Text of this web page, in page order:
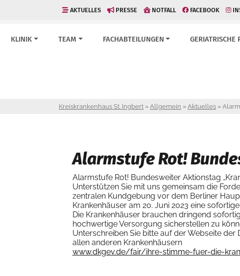
AKTUELLES PRESSE NOTFALL FACEBOOK
KLINIK TEAM FACHABTEILUNGEN GERIATRISCHE
Kreiskrankenhaus St. Ingbert » Allgemein » Aktuelles »
Alarmstufe Rot!
Alarmstufe Rot! Bundesweiter Aktionstag
Unterstützen Sie mit uns gemeinsam die
zentralen Kundgebung vor dem Berliner
Krankenhäuser am 20. Juni 2023 eine
Die Krankenhäuser brauchen dringend
hochwertige Versorgung sicherstellen zu
Unterschreiben Sie bitte auf der Webseite
allen anderen Krankenhäusern
www.dkgev.de/fair/ihre-stimme-fuer-die-